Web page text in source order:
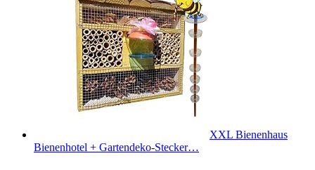
XXL Bienenhaus
Bienenhotel + Gartendeko-Stecker…